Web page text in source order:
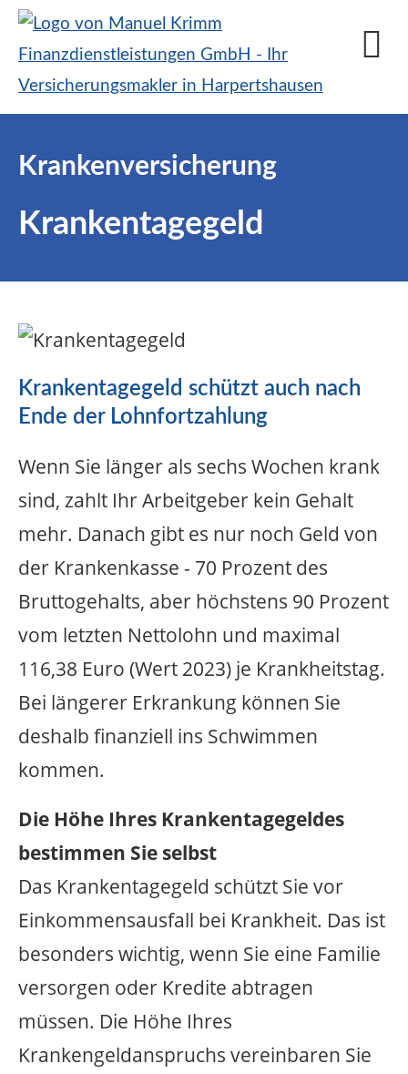
Krankenversicherung
Krankentagegeld
Krankentagegeld schützt auch nach
Ende der Lohnfortzahlung
Wenn Sie länger als sechs Wochen krank
sind, zahlt Ihr Arbeitgeber kein Gehalt
mehr. Danach gibt es nur noch Geld von
der Krankenkasse - 70 Prozent des
Bruttogehalts, aber höchstens 90 Prozent
vom letzten Nettolohn und maximal
116,38 Euro (Wert 2023) je Krankheitstag.
Bei längerer Erkrankung können Sie
deshalb finanziell ins Schwimmen
kommen.
Die Höhe Ihres Krankentagegeldes
bestimmen Sie selbst
Das Krankentagegeld schützt Sie vor
Einkommensausfall bei Krankheit. Das ist
besonders wichtig, wenn Sie eine Familie
versorgen oder Kredite abtragen
müssen. Die Höhe Ihres
Krankengeldanspruchs vereinbaren Sie